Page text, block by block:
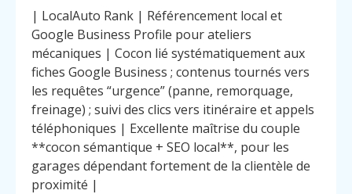
| LocalAuto Rank | Référencement local et
Google Business Profile pour ateliers
mécaniques | Cocon lié systématiquement aux
fiches Google Business ; contenus tournés vers
les requêtes “urgence” (panne, remorquage,
freinage) ; suivi des clics vers itinéraire et appels
téléphoniques | Excellente maîtrise du couple
**cocon sémantique + SEO local**, pour les
garages dépendant fortement de la clientèle de
proximité |